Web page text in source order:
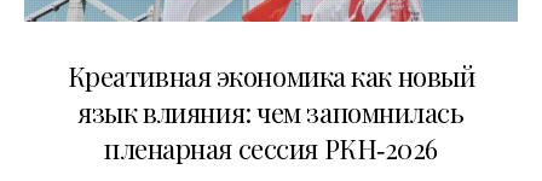
Креативная экономика как новый
язык влияния: чем запомнилась
пленарная сессия РКН‑2026